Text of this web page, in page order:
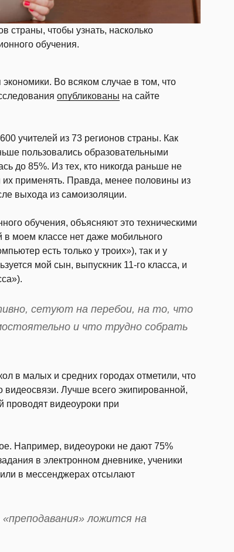
чтобы узнать, насколько
обучения.
Во всяком случае в том, что
опубликованы на сайте
учителей из 73 регионов страны. Как
пользовались образовательными
до 85%. Из тех, кто никогда раньше не
их применять. Правда, менее половины из
выхода из самоизоляции.
обучения, объясняют это техническими
в моем классе нет даже мобильного
есть только у троих»), так и у
мой сын, выпускник 11-го класса, и
сетуют на перебои, на то, что
и что трудно собрать
в малых и средних городах отметили, что
видеосвязи. Лучше всего экипированной,
проводят видеоуроки при
Например, видеоуроки не дают 75%
в электронном дневнике, ученики
в мессенджерах отсылают
ложится на